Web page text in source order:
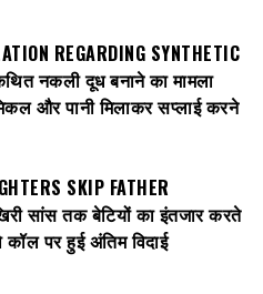
REGARDING SYNTHETIC
नकली दूध बनाने का मामला
और पानी मिलाकर सप्लाई करने
SKIP FATHER
सांस तक बेटियों का इंतजार करते
कॉल पर हुई अंतिम विदाई